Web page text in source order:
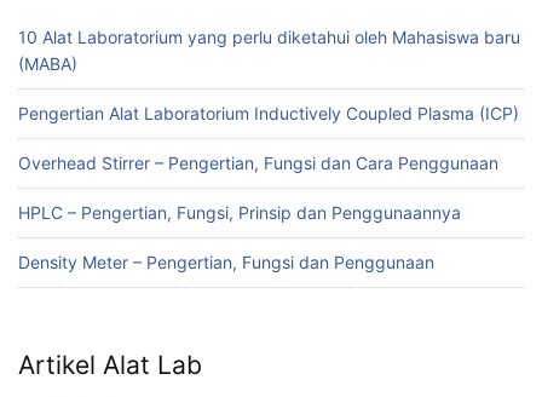
10 Alat Laboratorium yang perlu diketahui oleh Mahasiswa baru
(MABA)
Pengertian Alat Laboratorium Inductively Coupled Plasma (ICP)
Overhead Stirrer – Pengertian, Fungsi dan Cara Penggunaan
HPLC – Pengertian, Fungsi, Prinsip dan Penggunaannya
Density Meter – Pengertian, Fungsi dan Penggunaan
Artikel Alat Lab